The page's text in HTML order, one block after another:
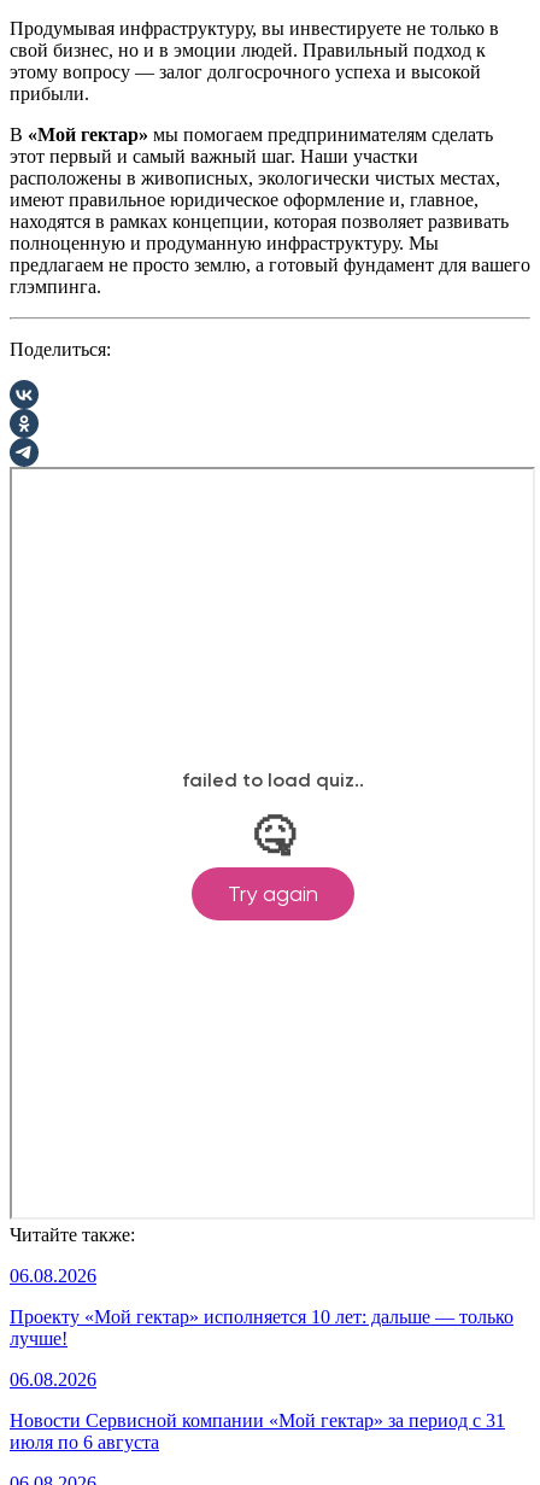
Продумывая инфраструктуру, вы инвестируете не только в
свой бизнес, но и в эмоции людей. Правильный подход к
этому вопросу — залог долгосрочного успеха и высокой
прибыли.
В «Мой гектар» мы помогаем предпринимателям сделать
этот первый и самый важный шаг. Наши участки
расположены в живописных, экологически чистых местах,
имеют правильное юридическое оформление и, главное,
находятся в рамках концепции, которая позволяет развивать
полноценную и продуманную инфраструктуру. Мы
предлагаем не просто землю, а готовый фундамент для вашего
глэмпинга.
Поделиться:
Читайте также:
06.08.2026
Проекту «Мой гектар» исполняется 10 лет: дальше — только
лучше!
06.08.2026
Новости Сервисной компании «Мой гектар» за период с 31
июля по 6 августа